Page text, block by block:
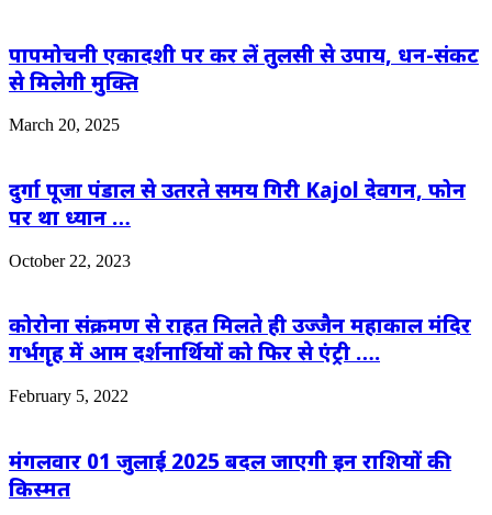
पापमोचनी एकादशी पर कर लें तुलसी से उपाय, धन-संकट
से मिलेगी मुक्ति
March 20, 2025
दुर्गा पूजा पंडाल से उतरते समय गिरी Kajol देवगन, फोन
पर था ध्यान …
October 22, 2023
कोरोना संक्रमण से राहत मिलते ही उज्जैन महाकाल मंदिर
गर्भगृह में आम दर्शनार्थियों को फिर से एंट्री ….
February 5, 2022
मंगलवार 01 जुलाई 2025 बदल जाएगी इन राशियों की
किस्मत